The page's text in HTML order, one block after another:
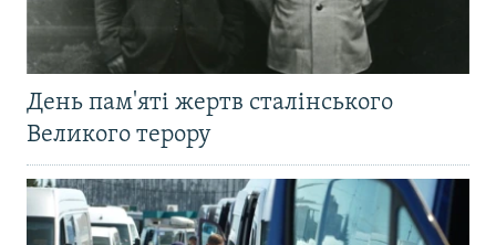
День пам'яті жертв сталінського
Великого терору